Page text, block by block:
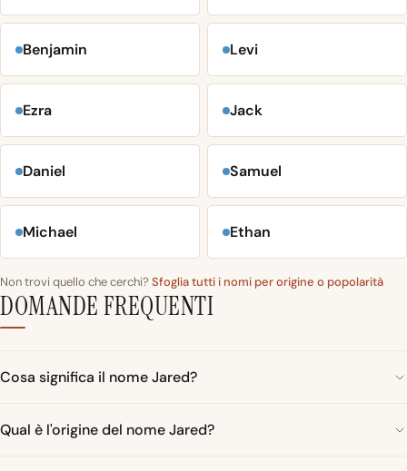
Benjamin Levi
Ezra Jack
Daniel Samuel
Michael Ethan
Non trovi quello che cerchi?Sfoglia tutti i nomi per origine o popolarità
DOMANDE FREQUENTI
Cosa significa il nome Jared?
Qual è l'origine del nome Jared?